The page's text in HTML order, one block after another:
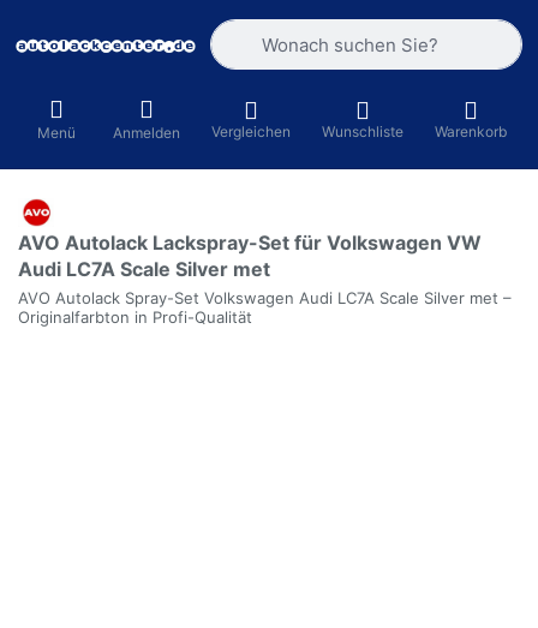
Geben Sie einen Suchbegriff ein.
Menü Anmelden Vergleichen Wunschliste Warenkorb
AVO Autolack Lackspray-Set für Volkswagen VW
Audi LC7A Scale Silver met
AVO Autolack Spray-Set Volkswagen Audi LC7A Scale Silver met –
Originalfarbton in Profi-Qualität